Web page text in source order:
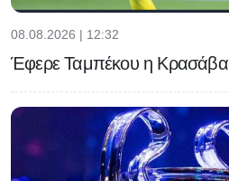
08.08.2026 | 12:32
Έφερε Ταμπέκου η